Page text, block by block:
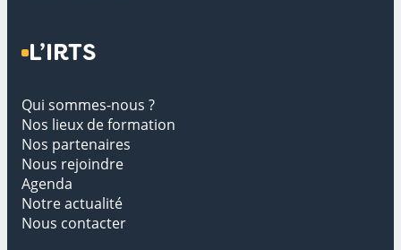
L’IRTS
Qui sommes-nous ?
Nos lieux de formation
Nos partenaires
Nous rejoindre
Agenda
Notre actualité
Nous contacter